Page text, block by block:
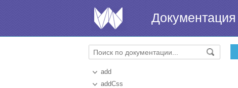
Документация
add
addCss